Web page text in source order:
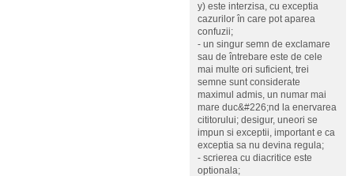
y) este interzisa, cu exceptia
cazurilor în care pot aparea
confuzii;
- un singur semn de exclamare
sau de întrebare este de cele
mai multe ori suficient, trei
semne sunt considerate
maximul admis, un numar mai
mare duc&#226;nd la enervarea
cititorului; desigur, uneori se
impun si exceptii, important e ca
exceptia sa nu devina regula;
- scrierea cu diacritice este
optionala;